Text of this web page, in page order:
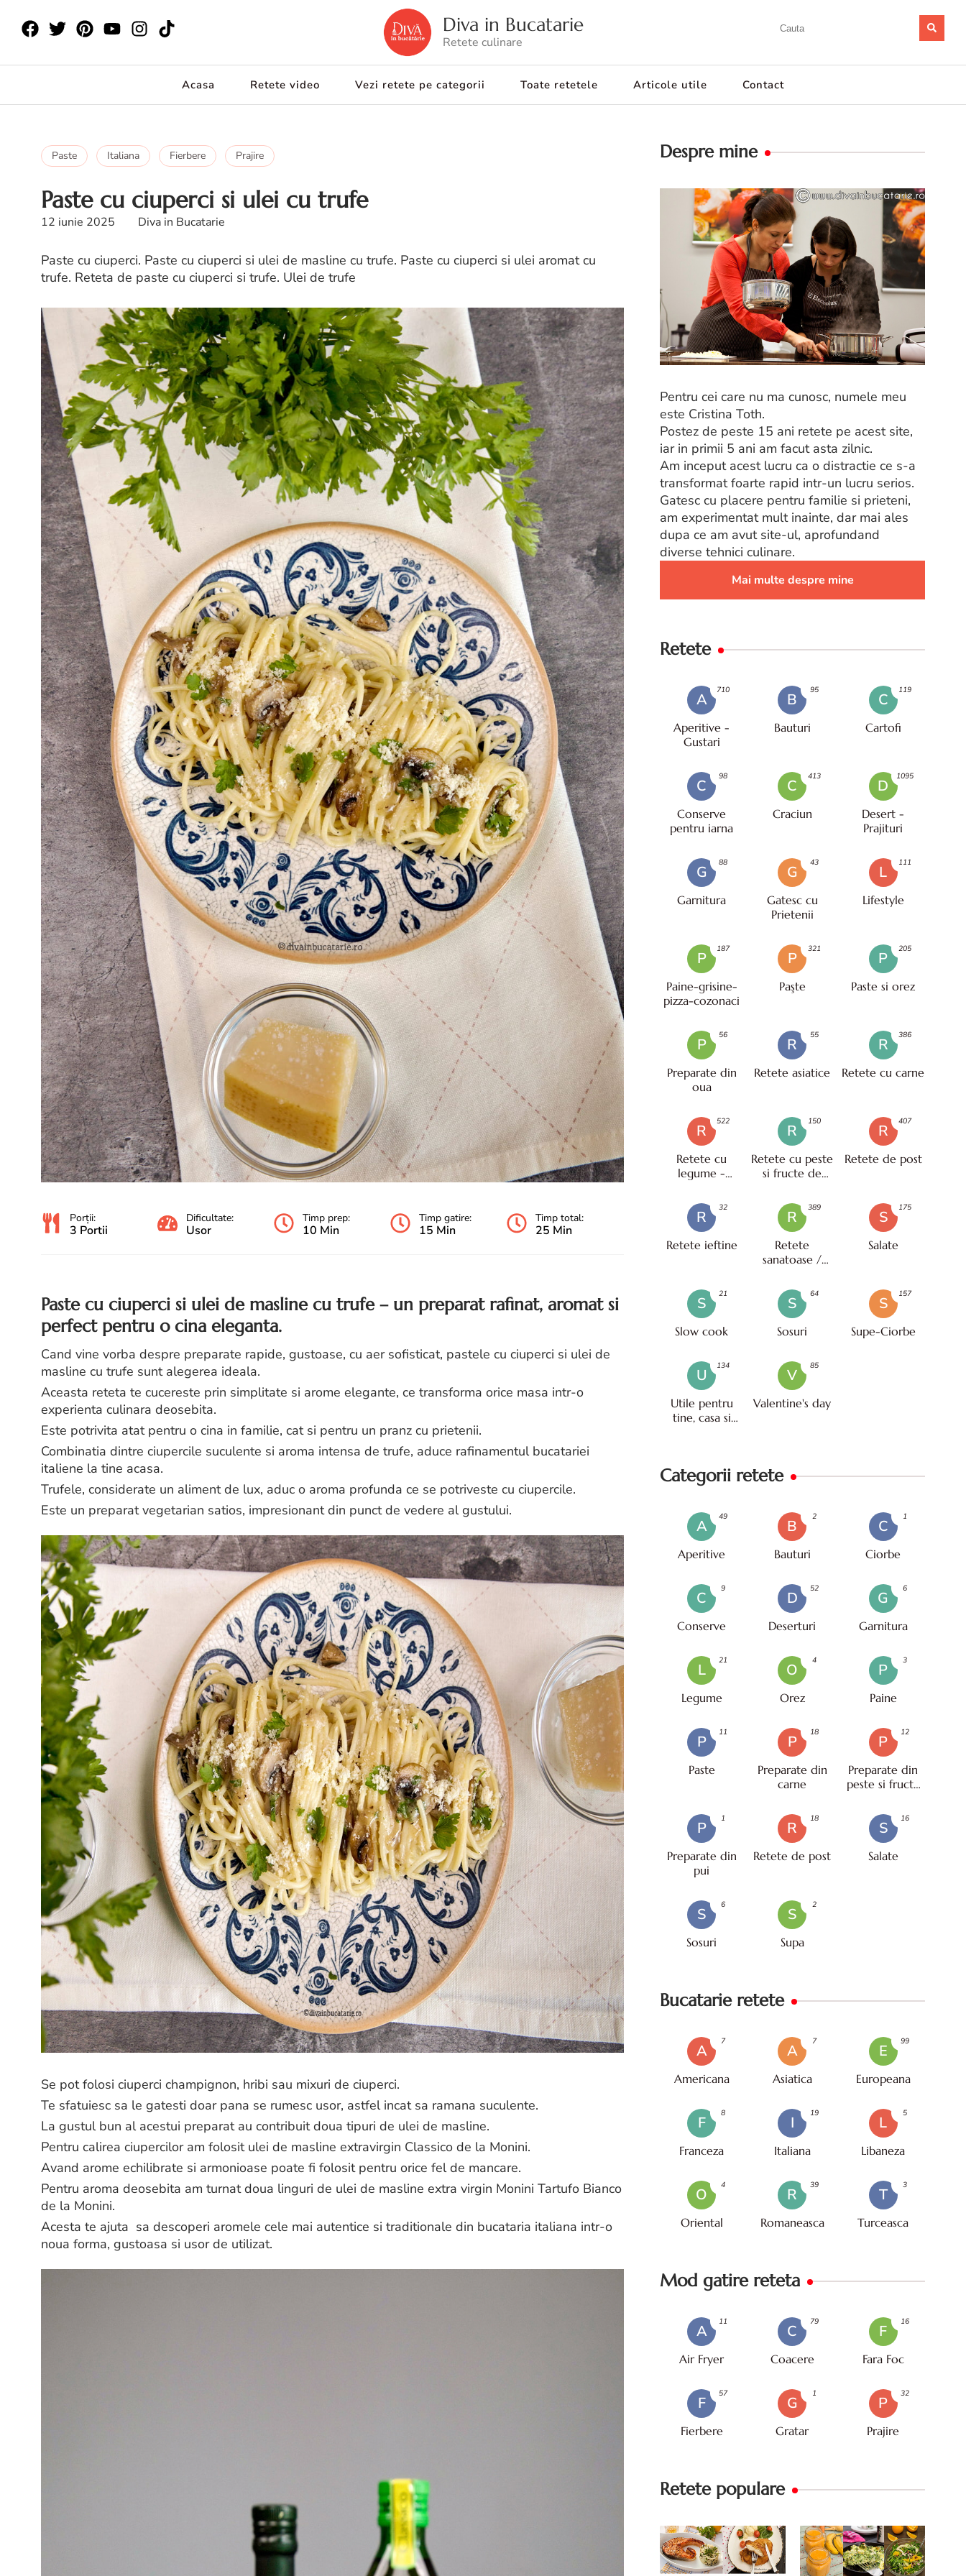
Diva in Bucatarie
Retete culinare
Acasa Retete video Vezi retete pe categorii Toate retetele Articole utile Contact
Paste Italiana Fierbere Prajire
Paste cu ciuperci si ulei cu trufe
12 iunie 2025 Diva in Bucatarie
Paste cu ciuperci. Paste cu ciuperci si ulei de masline cu trufe. Paste cu ciuperci si ulei aromat cu
trufe. Reteta de paste cu ciuperci si trufe. Ulei de trufe
Porții:
3 Portii
Dificultate:
Usor
Timp prep:
10 Min
Timp gatire:
15 Min
Timp total:
25 Min
Paste cu ciuperci si ulei de masline cu trufe – un preparat rafinat, aromat si
perfect pentru o cina eleganta.
Cand vine vorba despre preparate rapide, gustoase, cu aer sofisticat, pastele cu ciuperci si ulei de
masline cu trufe sunt alegerea ideala.
Aceasta reteta te cucereste prin simplitate si arome elegante, ce transforma orice masa intr-o
experienta culinara deosebita.
Este potrivita atat pentru o cina in familie, cat si pentru un pranz cu prietenii.
Combinatia dintre ciupercile suculente si aroma intensa de trufe, aduce rafinamentul bucatariei
italiene la tine acasa.
Trufele, considerate un aliment de lux, aduc o aroma profunda ce se potriveste cu ciupercile.
Este un preparat vegetarian satios, impresionant din punct de vedere al gustului.
Se pot folosi ciuperci champignon, hribi sau mixuri de ciuperci.
Te sfatuiesc sa le gatesti doar pana se rumesc usor, astfel incat sa ramana suculente.
La gustul bun al acestui preparat au contribuit doua tipuri de ulei de masline.
Pentru calirea ciupercilor am folosit ulei de masline extravirgin Classico de la Monini.
Avand arome echili­brate si armonioase poate fi folosit pentru orice fel de mancare.
Pentru aroma deosebita am turnat doua linguri de ulei de masline extra virgin Monini Tartufo Bianco
de la Monini.
Acesta te ajuta sa descoperi aromele cele mai autentice si traditionale din bucataria italiana intr-o
noua forma, gustoasa si usor de utilizat.
Despre mine
Pentru cei care nu ma cunosc, numele meu
este Cristina Toth.
Postez de peste 15 ani retete pe acest site,
iar in primii 5 ani am facut asta zilnic.
Am inceput acest lucru ca o distractie ce s-a
transformat foarte rapid intr-un lucru serios.
Gatesc cu placere pentru familie si prieteni,
am experimentat mult inainte, dar mai ales
dupa ce am avut site-ul, aprofundand
diverse tehnici culinare.
Mai multe despre mine
Retete
A
Aperitive -
Gustari
710
B
Bauturi
95
C
Cartofi
119
C
Conserve
pentru iarna
98
C
Craciun
413
D
Desert -
Prajituri
1095
G
Garnitura
88
G
Gatesc cu
Prietenii
43
L
Lifestyle
111
P
Paine-grisine-
pizza-cozonaci
187
P
Paşte
321
P
Paste si orez
205
P
Preparate din
oua
56
R
Retete asiatice
55
R
Retete cu carne
386
R
Retete cu
legume -
522
R
Retete cu peste
si fructe de
150
R
Retete de post
407
R
Retete ieftine
32
R
Retete
sanatoase /
389
S
Salate
175
S
Slow cook
21
S
Sosuri
64
S
Supe-Ciorbe
157
U
Utile pentru
tine, casa si
134
V
Valentine's day
85
Categorii retete
A
Aperitive
49
B
Bauturi
2
C
Ciorbe
1
C
Conserve
9
D
Deserturi
52
G
Garnitura
6
L
Legume
21
O
Orez
4
P
Paine
3
P
Paste
11
P
Preparate din
carne
18
P
Preparate din
peste si fructe
12
P
Preparate din
pui
1
R
Retete de post
18
S
Salate
16
S
Sosuri
6
S
Supa
2
Bucatarie retete
A
Americana
7
A
Asiatica
7
E
Europeana
99
F
Franceza
8
I
Italiana
19
L
Libaneza
5
O
Oriental
4
R
Romaneasca
39
T
Turceasca
3
Mod gatire reteta
A
Air Fryer
11
C
Coacere
79
F
Fara Foc
16
F
Fierbere
57
G
Gratar
1
P
Prajire
32
Retete populare